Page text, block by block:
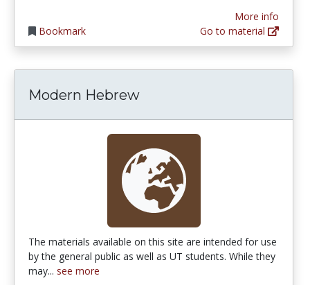
Bookmark
More info
Go to material
Modern Hebrew
The materials available on this site are intended for use
by the general public as well as UT students. While they
may... see more